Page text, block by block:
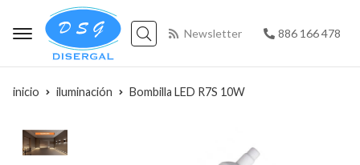
Buscar
Newsletter 886 166 478
inicio iluminación Bombilla LED R7S 10W